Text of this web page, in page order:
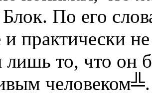
По его
и практически
лишь то, что он
человеком╩.